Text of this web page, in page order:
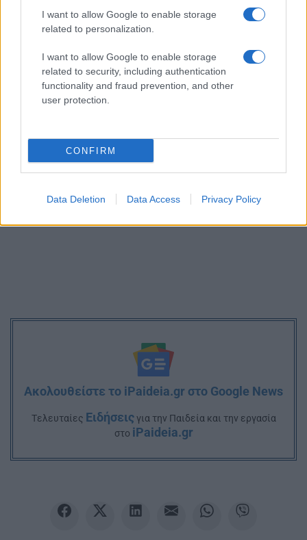
I want to allow Google to enable storage
related to personalization.
I want to allow Google to enable storage
related to security, including authentication
functionality and fraud prevention, and other
user protection.
CONFIRM
Data Deletion Data Access Privacy Policy
μαθητές τύπους και φαινόμενα (Γ3 και 4). Προσοχή
απαιτούσε η μεταφορά του ευθέος λόγου σε πλάγιο
μόνον η εφαρμογή της ευκτικής του πλαγίου λόγου.
Πανελλήνιες 2023: Δείτε τα θέματα και τις
απαντήσεις σε Αρχαία, Μαθηματικά, Βιολογία
Ακολουθείστε το iPaideia.gr στο Google News
Tελευταίες Ειδήσειςγια την Παιδεία και την εργασία
στο iPaideia.gr